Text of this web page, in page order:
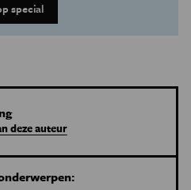
special
deze auteur